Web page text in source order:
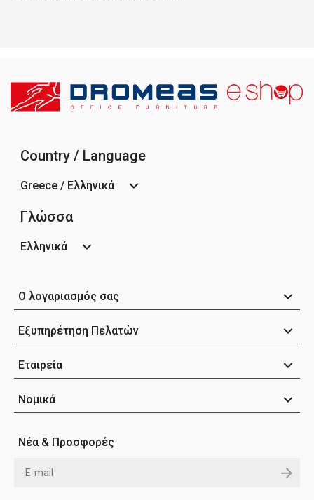
Country / Language
Greece / Ελληνικά
Γλώσσα
Ελληνικά
Ο λογαριασμός σας
Εξυπηρέτηση Πελατών
Εταιρεία
Νομικά
Νέα & Προσφορές